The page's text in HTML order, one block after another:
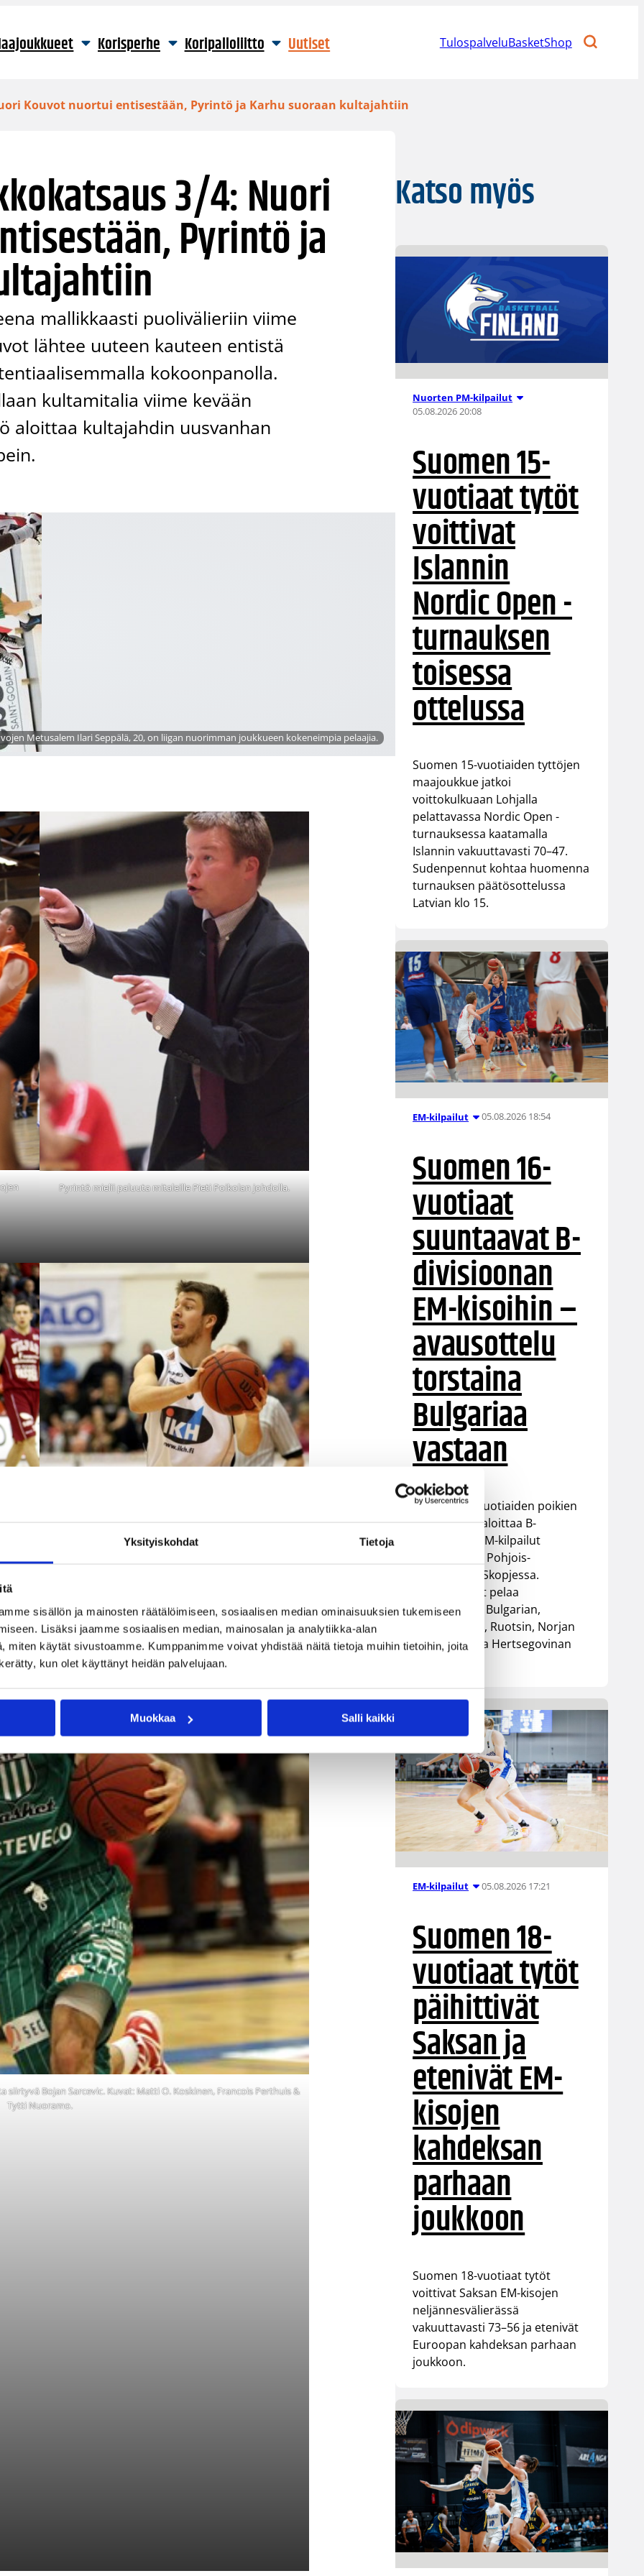
Yksityiskohdat Tietoja
sisällön ja mainosten räätälöimiseen, sosiaalisen median ominaisuuksien tukemiseen
Lisäksi jaamme sosiaalisen median, mainosalan ja analytiikka-alan
miten käytät sivustoamme. Kumppanimme voivat yhdistää näitä tietoja muihin tietoihin, joita
kun olet käyttänyt heidän palvelujaan.
Muokkaa Salli kaikki
Korisperhe Koripalloliitto Uutiset TulospalveluBasketShop
Kouvot nuortui entisestään, Pyrintö ja Karhu suoraan kultajahtiin
3/4: Nuori
Pyrintö ja
mallikkaasti puolivälieriin viime
lähtee uuteen kauteen entistä
kokoonpanolla.
kultamitalia viime kevään
aloittaa kultajahdin uusvanhan
Metusalem Ilari Seppälä, 20, on liigan nuorimman joukkueen kokeneimpia pelaajia.
Pyrintö mielii paluuta mitaleille Pieti Poikolan johdolla.
Matias Ojalan Karhu tallusteli viime keväänä mitalipeleihin.
Bojan Sarcevic. Kuvat: Matti O. Koskinen, Francois Perthuis &
Tytti Nuoramo.
Katso myös
Nuorten PM-kilpailut
05.08.2026 20:08
Suomen 15-
vuotiaat tytöt
voittivat
Islannin
Nordic Open -
turnauksen
toisessa
ottelussa
Suomen 15-vuotiaiden tyttöjen
maajoukkue jatkoi
voittokulkuaan Lohjalla
pelattavassa Nordic Open -
turnauksessa kaatamalla
Islannin vakuuttavasti 70–47.
Sudenpennut kohtaa huomenna
turnauksen päätösottelussa
Latvian klo 15.
EM-kilpailut 05.08.2026 18:54
Suomen 16-
vuotiaat
suuntaavat B-
divisioonan
EM-kisoihin –
avausottelu
torstaina
Bulgariaa
vastaan
Suomen 16-vuotiaiden poikien
maajoukkue aloittaa B-
divisioonan EM-kilpailut
torstaina 6.8. Pohjois-
Makedonian Skopjessa.
Sudenpennut pelaa
alkulohkossa Bulgarian,
Luxemburgin, Ruotsin, Norjan
sekä Bosnia ja Hertsegovinan
EM-kilpailut 05.08.2026 17:21
Suomen 18-
vuotiaat tytöt
päihittivät
Saksan ja
etenivät EM-
kisojen
kahdeksan
parhaan
joukkoon
Suomen 18-vuotiaat tytöt
voittivat Saksan EM-kisojen
neljännesvälierässä
vakuuttavasti 73–56 ja etenivät
Euroopan kahdeksan parhaan
joukkoon.